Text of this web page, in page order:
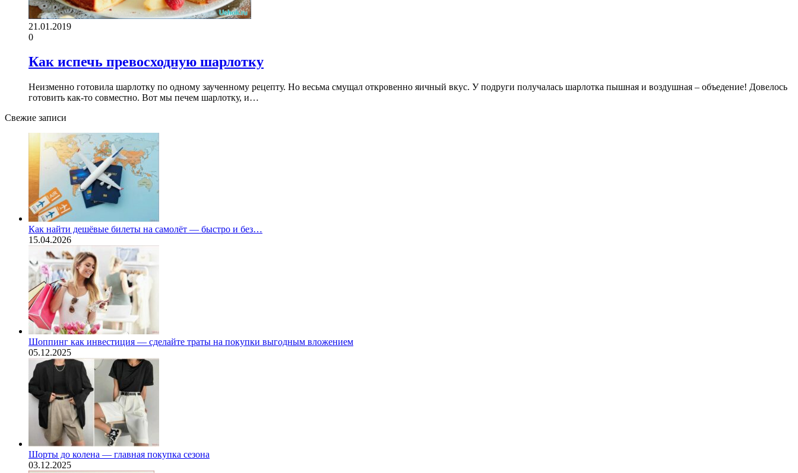
21.01.2019
0
Как испечь превосходную шарлотку
Неизменно готовила шарлотку по одному заученному рецепту. Но весьма смущал откровенно яичный вкус. У подруги получалась шарлотка пышная и воздушная – объедение! Довелось
готовить как-то совместно. Вот мы печем шарлотку, и…
Свежие записи
Как найти дешёвые билеты на самолёт — быстро и без…
15.04.2026
Шоппинг как инвестиция — сделайте траты на покупки выгодным вложением
05.12.2025
Шорты до колена — главная покупка сезона
03.12.2025